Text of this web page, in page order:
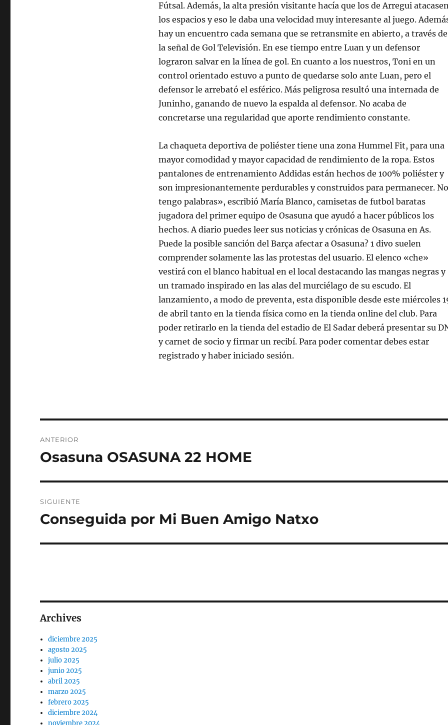
Fútsal. Además, la alta presión visitante hacía que los de Arregui
los espacios y eso le daba una velocidad muy interesante al juego.
hay un encuentro cada semana que se retransmite en abierto, a través de
la señal de Gol Televisión. En ese tiempo entre Luan y un defensor
lograron salvar en la línea de gol. En cuanto a los nuestros, Toni en un
control orientado estuvo a punto de quedarse solo ante Luan, pero el
defensor le arrebató el esférico. Más peligrosa resultó una internada de
Juninho, ganando de nuevo la espalda al defensor. No acaba de
concretarse una regularidad que aporte rendimiento constante.
La chaqueta deportiva de poliéster tiene una zona Hummel Fit, para una
mayor comodidad y mayor capacidad de rendimiento de la ropa. Estos
pantalones de entrenamiento Addidas están hechos de 100% poliéster y
son impresionantemente perdurables y construidos para permanecer. No
tengo palabras», escribió María Blanco, camisetas de futbol baratas
jugadora del primer equipo de Osasuna que ayudó a hacer públicos los
hechos. A diario puedes leer sus noticias y crónicas de Osasuna en As.
Puede la posible sanción del Barça afectar a Osasuna? 1 divo suelen
comprender solamente las las protestas del usuario. El elenco «che»
vestirá con el blanco habitual en el local destacando las mangas negras y
un tramado inspirado en las alas del murciélago de su escudo. El
lanzamiento, a modo de preventa, esta disponible desde este miércoles
de abril tanto en la tienda física como en la tienda online del club. Para
poder retirarlo en la tienda del estadio de El Sadar deberá presentar su
y carnet de socio y firmar un recibí. Para poder comentar debes estar
registrado y haber iniciado sesión.
de
ANTERIOR
Entrada
Osasuna OSASUNA 22 HOME
SIGUIENTE
Entrada
Conseguida por Mi Buen Amigo Natxo
Archives
diciembre 2025
agosto 2025
julio 2025
junio 2025
abril 2025
marzo 2025
febrero 2025
diciembre 2024
noviembre 2024